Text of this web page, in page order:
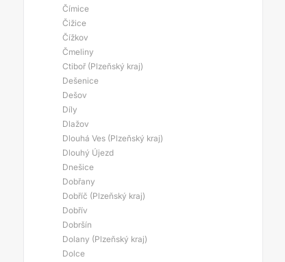
Čímice
Čižice
Čížkov
Čmeliny
Ctiboř (Plzeňský kraj)
Dešenice
Dešov
Díly
Dlažov
Dlouhá Ves (Plzeňský kraj)
Dlouhý Újezd
Dnešice
Dobřany
Dobříč (Plzeňský kraj)
Dobřív
Dobršín
Dolany (Plzeňský kraj)
Dolce